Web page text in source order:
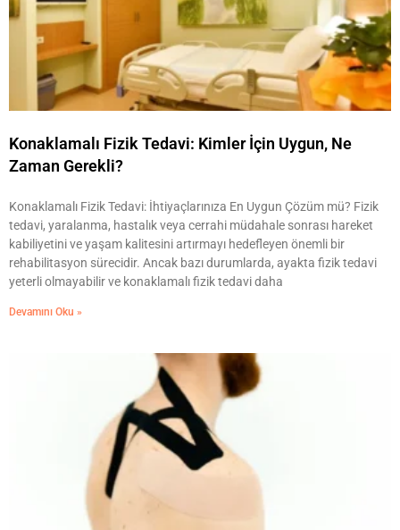
Konaklamalı Fizik Tedavi: Kimler İçin Uygun, Ne
Zaman Gerekli?
Konaklamalı Fizik Tedavi: İhtiyaçlarınıza En Uygun Çözüm mü? Fizik
tedavi, yaralanma, hastalık veya cerrahi müdahale sonrası hareket
kabiliyetini ve yaşam kalitesini artırmayı hedefleyen önemli bir
rehabilitasyon sürecidir. Ancak bazı durumlarda, ayakta fizik tedavi
yeterli olmayabilir ve konaklamalı fizik tedavi daha
Devamını Oku »